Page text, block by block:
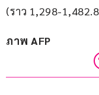
(ราว 1,298-
ภาพ AFP